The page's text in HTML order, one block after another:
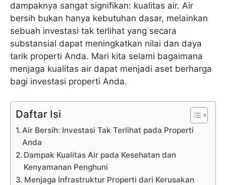
dampaknya sangat signifikan: kualitas air. Air
bersih bukan hanya kebutuhan dasar, melainkan
sebuah investasi tak terlihat yang secara
substansial dapat meningkatkan nilai dan daya
tarik properti Anda. Mari kita selami bagaimana
menjaga kualitas air dapat menjadi aset berharga
bagi investasi properti Anda.
Daftar Isi
Air Bersih: Investasi Tak Terlihat pada Properti
Anda
Dampak Kualitas Air pada Kesehatan dan
Kenyamanan Penghuni
Menjaga Infrastruktur Properti dari Kerusakan